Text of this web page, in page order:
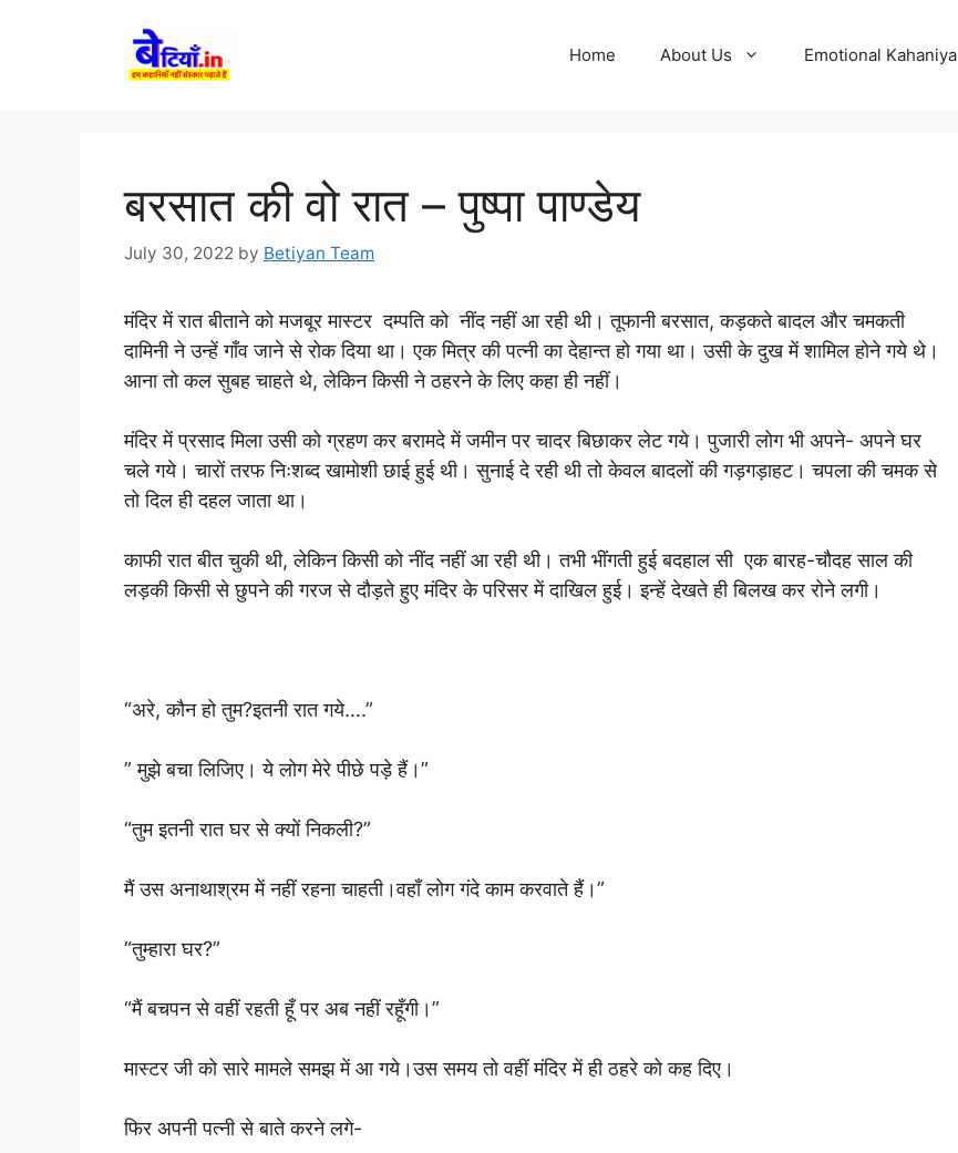
Home About Us Emotional Kahaniya
बरसात की वो रात – पुष्पा पाण्डेय
July 30, 2022 by Betiyan Team
मंदिर में रात बीताने को मजबूर मास्टर दम्पति को नींद नहीं आ रही थी। तूफानी बरसात, कड़कते बादल और चमकती
दामिनी ने उन्हें गाँव जाने से रोक दिया था। एक मित्र की पत्नी का देहान्त हो गया था। उसी के दुख में शामिल होने गये थे।
आना तो कल सुबह चाहते थे, लेकिन किसी ने ठहरने के लिए कहा ही नहीं।
मंदिर में प्रसाद मिला उसी को ग्रहण कर बरामदे में जमीन पर चादर बिछाकर लेट गये। पुजारी लोग भी अपने- अपने घर
चले गये। चारों तरफ निःशब्द खामोशी छाई हुई थी। सुनाई दे रही थी तो केवल बादलों की गड़गड़ाहट। चपला की चमक से
तो दिल ही दहल जाता था।
काफी रात बीत चुकी थी, लेकिन किसी को नींद नहीं आ रही थी। तभी भींगती हुई बदहाल सी एक बारह-चौदह साल की
लड़की किसी से छुपने की गरज से दौड़ते हुए मंदिर के परिसर में दाखिल हुई। इन्हें देखते ही बिलख कर रोने लगी।
“अरे, कौन हो तुम?इतनी रात गये….”
” मुझे बचा लिजिए। ये लोग मेरे पीछे पड़े हैं।”
“तुम इतनी रात घर से क्यों निकली?”
मैं उस अनाथाश्रम में नहीं रहना चाहती।वहाँ लोग गंदे काम करवाते हैं।”
“तुम्हारा घर?”
“मैं बचपन से वहीं रहती हूँ पर अब नहीं रहूँगी।”
मास्टर जी को सारे मामले समझ में आ गये।उस समय तो वहीं मंदिर में ही ठहरे को कह दिए।
फिर अपनी पत्नी से बाते करने लगे-